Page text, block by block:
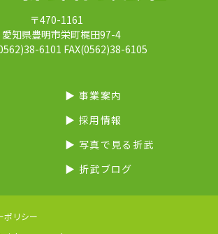
〒470-1161
愛知県豊明市栄町梶田97-4
6101 FAX(0562)38-6105
▶︎ 事業案内
▶︎ 採用情報
▶︎ 写真で見る折武
▶︎ 折武ブログ
ポリシー